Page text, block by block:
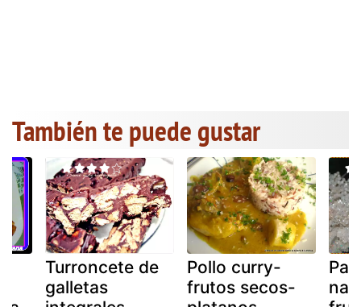
También te puede gustar
Turroncete de
galletas
Pollo curry-
frutos secos-